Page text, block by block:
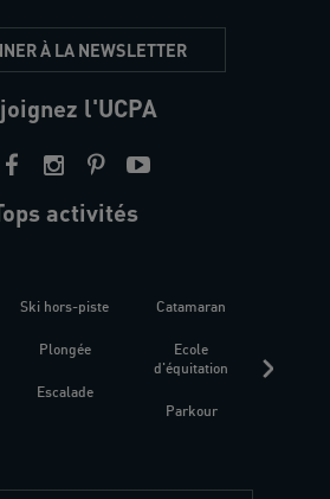
À LA NEWSLETTER
l'UCPA
activités
Ski hors-piste
Plongée
Escalade
Catamaran
Ecole
d'équitation
Parkour